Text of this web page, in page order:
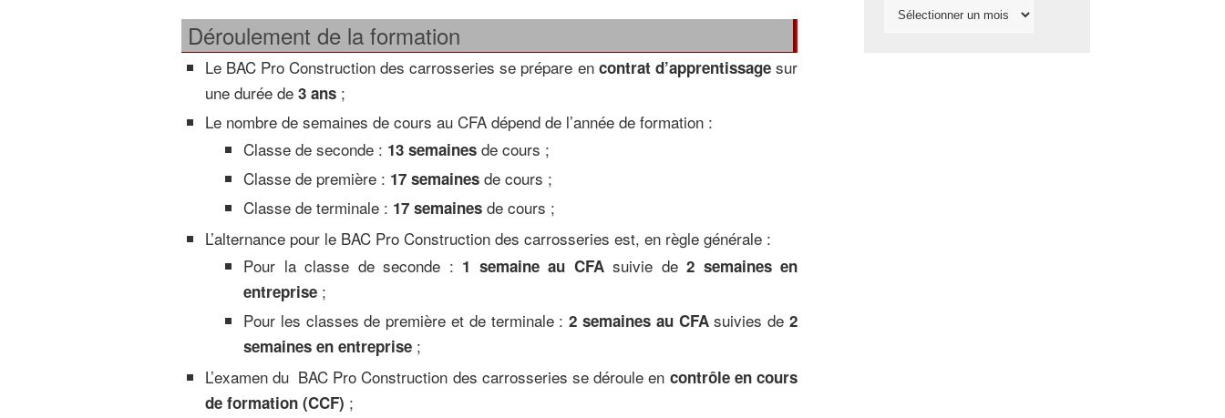
Déroulement de la formation
Le BAC Pro Construction des carrosseries se prépare en contrat d’apprentissagesur
une durée de 3 ans ;
Le nombre de semaines de cours au CFA dépend de l’année de formation :
Classe de seconde : 13 semaines de cours ;
Classe de première : 17 semaines de cours ;
Classe de terminale : 17 semaines de cours ;
L’alternance pour le BAC Pro Construction des carrosseries est, en règle générale :
Pour la classe de seconde : 1 semaine au CFAsuivie de 2 semaines en
entreprise ;
Pour les classes de première et de terminale :2 semaines au CFAsuivies de2
semaines en entreprise ;
L’examen du BAC Pro Construction des carrosseries se déroule en contrôle en cours
de formation (CCF) ;